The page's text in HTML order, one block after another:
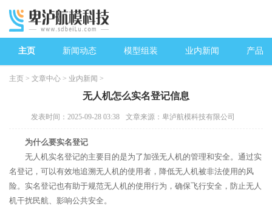
主页 新闻动态 模型组装 业内新闻 产品
主页 > 文章中心 > 业内新闻 >
无人机怎么实名登记信息
发表时间：2025-09-28 03:38 文章来源：卑泸航模科技有限公司
为什么要实名登记
无人机实名登记的主要目的是为了加强无人机的管理和安全。通过实
名登记，可以有效地追溯无人机的使用者，降低无人机被非法使用的风
险。实名登记也有助于规范无人机的使用行为，确保飞行安全，防止无人
机干扰民航、影响公共安全。